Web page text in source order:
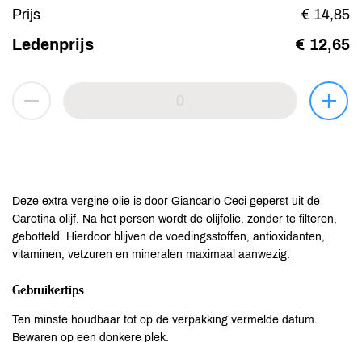
Prijs
€ 14,85
Ledenprijs € 12,65
Deze extra vergine olie is door Giancarlo Ceci geperst uit de
Carotina olijf. Na het persen wordt de olijfolie, zonder te filteren,
gebotteld. Hierdoor blijven de voedingsstoffen, antioxidanten,
vitaminen, vetzuren en mineralen maximaal aanwezig.
Gebruikertips
Ten minste houdbaar tot op de verpakking vermelde datum.
Bewaren op een donkere plek.